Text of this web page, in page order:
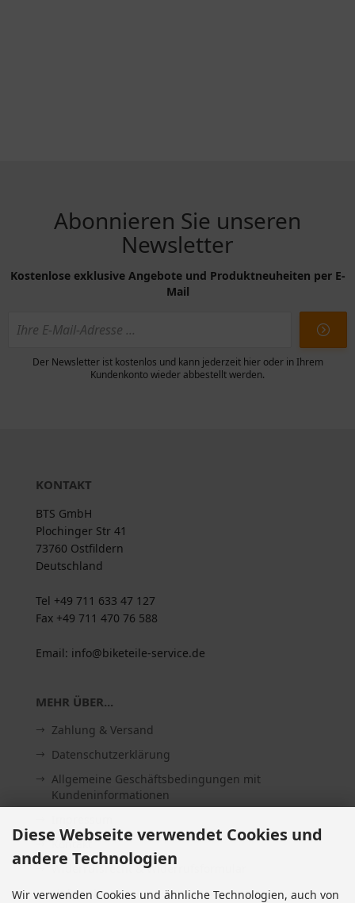
Abonnieren Sie unseren
Newsletter
Kostenlose exklusive Angebote und Produktneuheiten per E-
Mail
Der Newsletter ist kostenlos und kann jederzeit hier oder in Ihrem
Kundenkonto wieder abbestellt werden.
KONTAKT
BTS GmbH
Plochinger Str 41
73760 Ostfildern
Deutschland
Tel +49 711 633 47 127
Fax +49 711 470 76 588
Email: info@biketeile-service.de
MEHR ÜBER...
Zahlung & Versand
Datenschutzerklärung
Allgemeine Geschäftsbedingungen mit
Kundeninformationen
Kontakt
Widerrufsrecht & Widerrufsformular
Lieferzeit
Diese Webseite verwendet Cookies und
andere Technologien
Wir verwenden Cookies und ähnliche Technologien, auch von